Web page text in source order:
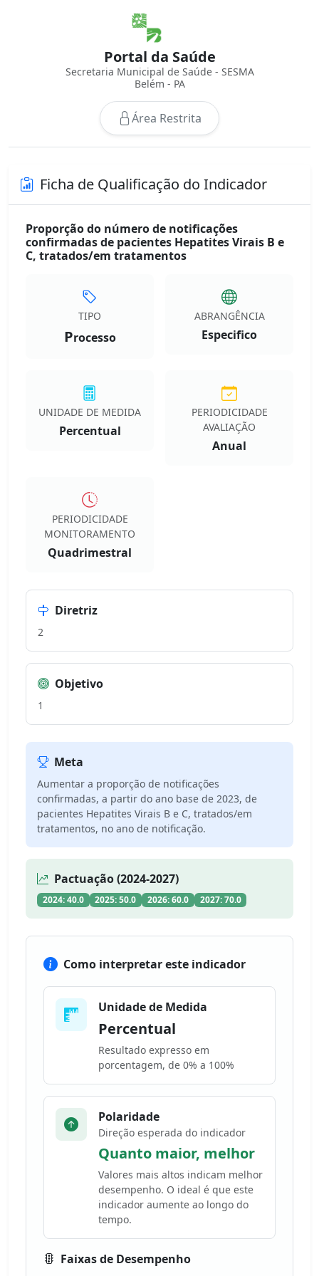
Portal da Saúde
Secretaria Municipal de Saúde - SESMA
Belém - PA
Área Restrita
Ficha de Qualificação do Indicador
Proporção do número de notificações
confirmadas de pacientes Hepatites Virais B e
C, tratados/em tratamentos
TIPO
Processo
ABRANGÊNCIA
Especifico
UNIDADE DE MEDIDA
Percentual
PERIODICIDADE
AVALIAÇÃO
Anual
PERIODICIDADE
MONITORAMENTO
Quadrimestral
Diretriz
2
Objetivo
1
Meta
Aumentar a proporção de notificações
confirmadas, a partir do ano base de 2023, de
pacientes Hepatites Virais B e C, tratados/em
tratamentos, no ano de notificação.
Pactuação (2024-2027)
2024: 40.0 2025: 50.0 2026: 60.0 2027: 70.0
Como interpretar este indicador
Unidade de Medida
Percentual
Resultado expresso em
porcentagem, de 0% a 100%
Polaridade
Direção esperada do indicador
Quanto maior, melhor
Valores mais altos indicam melhor
desempenho. O ideal é que este
indicador aumente ao longo do
tempo.
Faixas de Desempenho